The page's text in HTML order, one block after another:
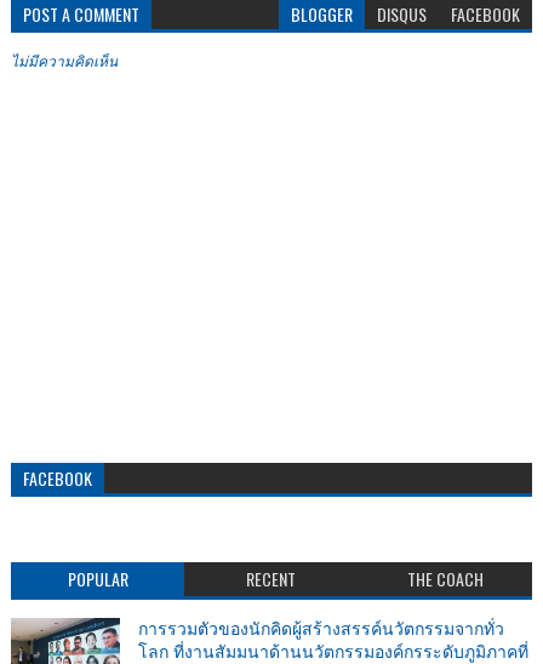
POST A COMMENT BLOGGER DISQUS FACEBOOK
ไม่มีความคิดเห็น
FACEBOOK
POPULAR RECENT THE COACH
การรวมตัวของนักคิดผู้สร้างสรรค์นวัตกรรมจากทั่ว
โลก ที่งานสัมมนาด้านนวัตกรรมองค์กรระดับภูมิภาคที่